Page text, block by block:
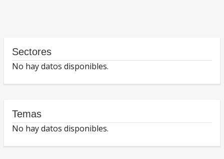
Sectores
No hay datos disponibles.
Temas
No hay datos disponibles.